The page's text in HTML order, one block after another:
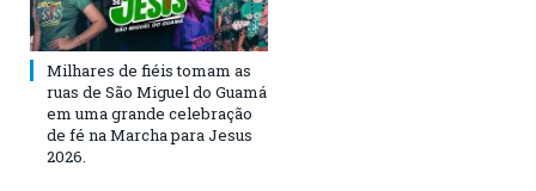
Milhares de fiéis tomam as
ruas de São Miguel do Guamá
em uma grande celebração
de fé na Marcha para Jesus
2026.